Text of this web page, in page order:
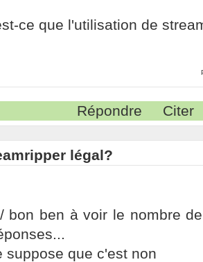
ce que l'utilisation de
Répondre Citer
légal?
bon ben à voir le nombre
suppose que c'est non